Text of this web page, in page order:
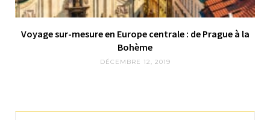
Voyage sur-mesure en Europe centrale : de Prague à la
Bohème
DÉCEMBRE 12, 2019